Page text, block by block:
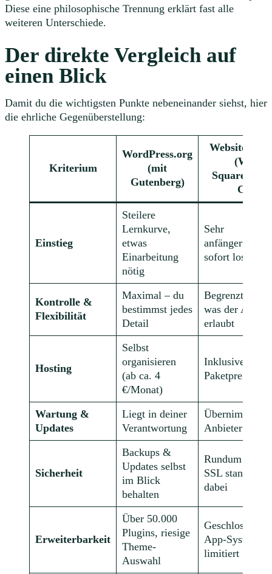
Diese eine philosophische Trennung erklärt fast alle
weiteren Unterschiede.
Der direkte Vergleich auf
einen Blick
Damit du die wichtigsten Punkte nebeneinander siehst, hier
die ehrliche Gegenüberstellung:
Kriterium
WordPress.org
(mit
Gutenberg)
Website
(Wix,
Co.)
Einstieg
Steilere
Lernkurve,
etwas
Einarbeitung
nötig
Sehr
sofort loslegen
Kontrolle &
Flexibilität
Maximal – du
bestimmst jedes
Detail
Begrenzt auf
was der
erlaubt
Hosting
Selbst
organisieren
(ab ca. 4
€/Monat)
Inklusive im
Paketpreis
Wartung &
Updates
Liegt in deiner
Verantwortung
Übernimmt der
Anbieter
Sicherheit
Backups &
Updates selbst
im Blick
behalten
Rundum
SSL
dabei
Erweiterbarkeit
Über 50.000
Plugins, riesige
Theme-
Auswahl
Geschlossenes
App-System,
limitiert